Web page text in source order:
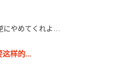
にやめてくれよ…
这样的...